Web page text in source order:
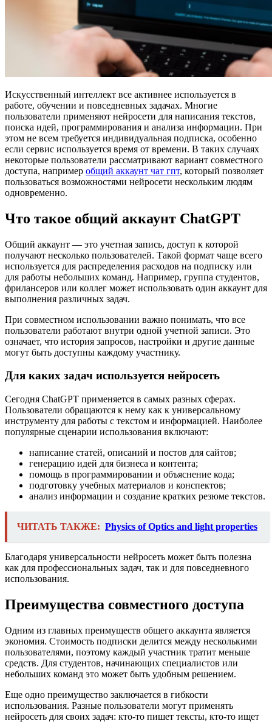
Искусственный интеллект все активнее используется в
работе, обучении и повседневных задачах. Многие
пользователи применяют нейросети для написания текстов,
поиска идей, программирования и анализа информации. При
этом не всем требуется индивидуальная подписка, особенно
если сервис используется время от времени. В таких случаях
некоторые пользователи рассматривают вариант совместного
доступа, например общий аккаунт чат гпт, который позволяет
пользоваться возможностями нейросети нескольким людям
одновременно.
Что такое общий аккаунт ChatGPT
Общий аккаунт — это учетная запись, доступ к которой
получают несколько пользователей. Такой формат чаще всего
используется для распределения расходов на подписку или
для работы небольших команд. Например, группа студентов,
фрилансеров или коллег может использовать один аккаунт для
выполнения различных задач.
При совместном использовании важно понимать, что все
пользователи работают внутри одной учетной записи. Это
означает, что история запросов, настройки и другие данные
могут быть доступны каждому участнику.
Для каких задач используется нейросеть
Сегодня ChatGPT применяется в самых разных сферах.
Пользователи обращаются к нему как к универсальному
инструменту для работы с текстом и информацией. Наиболее
популярные сценарии использования включают:
написание статей, описаний и постов для сайтов;
генерацию идей для бизнеса и контента;
помощь в программировании и объяснение кода;
подготовку учебных материалов и конспектов;
анализ информации и создание кратких резюме текстов.
ЧИТАТЬ ТАКЖЕ: Physics of Optics and light properties
Благодаря универсальности нейросеть может быть полезна
как для профессиональных задач, так и для повседневного
использования.
Преимущества совместного доступа
Одним из главных преимуществ общего аккаунта является
экономия. Стоимость подписки делится между несколькими
пользователями, поэтому каждый участник тратит меньше
средств. Для студентов, начинающих специалистов или
небольших команд это может быть удобным решением.
Еще одно преимущество заключается в гибкости
использования. Разные пользователи могут применять
нейросеть для своих задач: кто-то пишет тексты, кто-то ищет